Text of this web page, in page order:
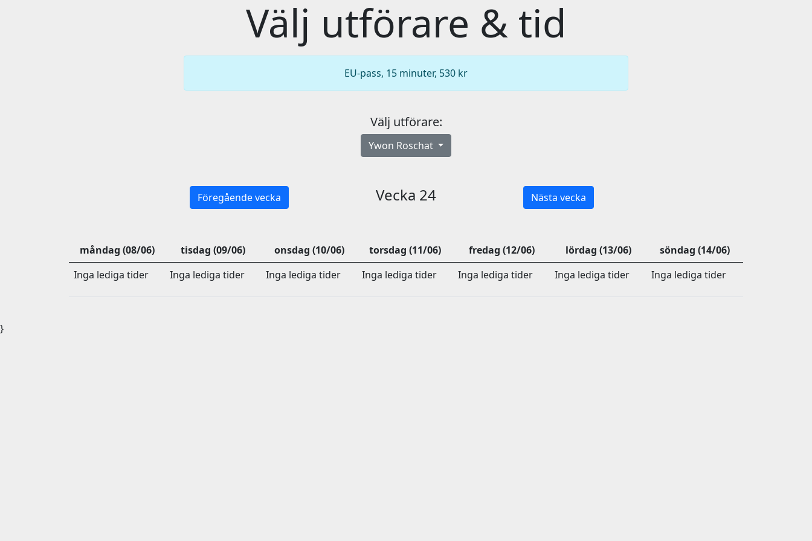
Välj utförare & tid
EU-pass, 15 minuter, 530 kr
Välj utförare:
Ywon Roschat
Föregående vecka Vecka 24 Nästa vecka
måndag (08/06) tisdag (09/06) onsdag (10/06) torsdag (11/06) fredag (12/06) lördag (13/06)
söndag (14/06)
Inga lediga tider
Inga lediga tider Inga lediga tider Inga lediga tider Inga lediga tider Inga lediga tider Inga lediga tider
}